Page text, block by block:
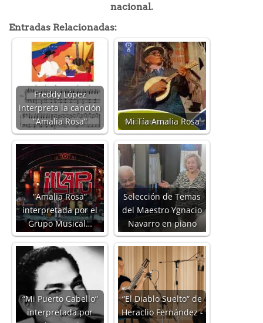
nacional.
Entradas Relacionadas:
Freddy López
interpreta la canción
“Amalia Rosa“
Mi Tía Amalia Rosa
“Amalia Rosa“
interpretada por el
Grupo Musical…
Selección de Temas
del Maestro Ygnacio
Navarro en piano
“Mi Puerto Cabello“
interpretada por
“El Diablo Suelto“ de
Heraclio Fernández -